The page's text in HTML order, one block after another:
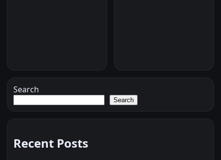
Search
Search
Recent Posts